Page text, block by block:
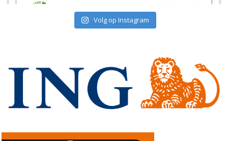
Volg op Instagram